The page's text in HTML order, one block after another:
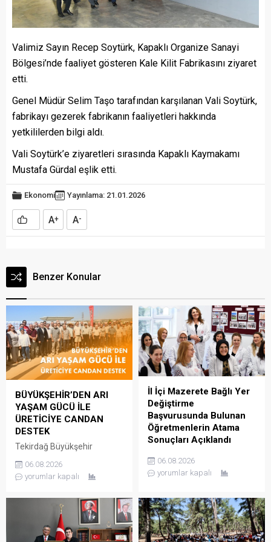
Valimiz Sayın Recep Soytürk, Kapaklı Organize Sanayi
Bölgesi’nde faaliyet gösteren Kale Kilit Fabrikasını ziyaret
etti.
Genel Müdür Selim Taşo tarafından karşılanan Vali Soytürk,
fabrikayı gezerek fabrikanın faaliyetleri hakkında
yetkililerden bilgi aldı.
Vali Soytürk’e ziyaretleri sırasında Kapaklı Kaymakamı
Mustafa Gürdal eşlik etti.
Ekonomi Yayınlama: 21.01.2026
A+ A-
Benzer Konular
BÜYÜKŞEHİR’DEN ARI
YAŞAM GÜCÜ İLE
ÜRETİCİYE CANDAN
DESTEK
Tekirdağ Büyükşehir
desteklemek ve arıcılık
faaliyetlerinin
sağlamak amacıyla
yürüttüğü Arı Yaşam Gücü
Projesi kapsamında, il
06.08.2026
yorumlar kapalı
İl İçi Mazerete Bağlı Yer
Değiştirme
Başvurusunda Bulunan
Öğretmenlerin Atama
Sonuçları Açıklandı
39Güncelleme : 06.08.2026
10:21Yayın : 06.08.2026
10:19 Millî Eğitim Bakanlığı
öğretmenlerin aile birliği,
sağlık, can güvenliği,
engellilik durumu ve diğer
nedenlere bağlı mazereti
06.08.2026
yorumlar kapalı